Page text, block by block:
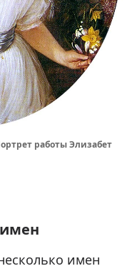
работы Элизабет
имен